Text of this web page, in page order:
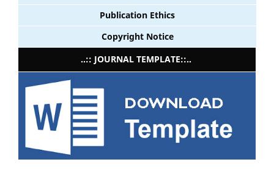
Publication Ethics
Copyright Notice
..:: JOURNAL TEMPLATE::..